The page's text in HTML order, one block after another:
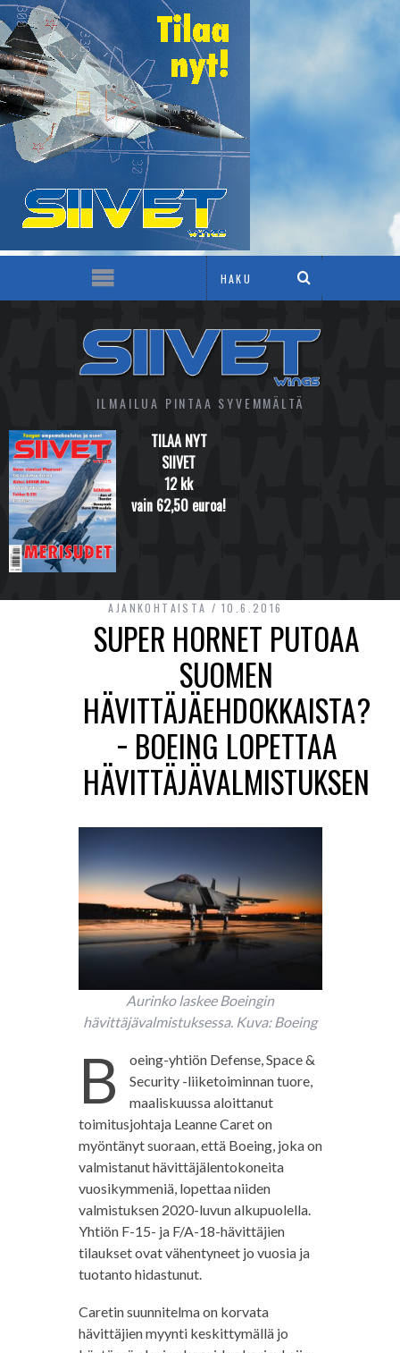
ILMAILUA PINTAA SYVEMMÄLTÄ
TILAA NYT
SIIVET
12 kk
vain 62,50 euroa!
AJANKOHTAISTA 10.6.2016
SUPER HORNET PUTOAA
SUOMEN
HÄVITTÄJÄEHDOKKAISTA?
− BOEING LOPETTAA
HÄVITTÄJÄVALMISTUKSEN
Aurinko laskee Boeingin
hävittäjävalmistuksessa. Kuva: Boeing
B
oeing-yhtiön Defense, Space &
Security -liiketoiminnan tuore,
maaliskuussa aloittanut
toimitusjohtaja Leanne Caret on
myöntänyt suoraan, että Boeing, joka on
valmistanut hävittäjälentokoneita
vuosikymmeniä, lopettaa niiden
valmistuksen 2020-luvun alkupuolella.
Yhtiön F-15- ja F/A-18-hävittäjien
tilaukset ovat vähentyneet jo vuosia ja
tuotanto hidastunut.
Caretin suunnitelma on korvata
hävittäjien myynti keskittymällä jo